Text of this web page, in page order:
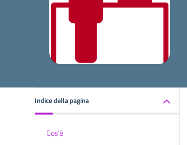
Indice della pagina
Cos'è